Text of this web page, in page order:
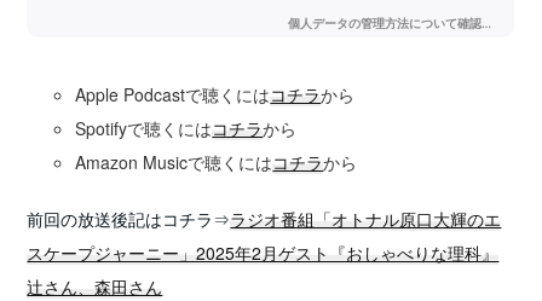
Apple Podcastで聴くにはコチラから
Spotifyで聴くにはコチラから
Amazon Musicで聴くにはコチラから
前回の放送後記はコチラ⇒ラジオ番組「オトナル原口大輝のエ
スケープジャーニー」2025年2月ゲスト『おしゃべりな理科』
辻さん、森田さん